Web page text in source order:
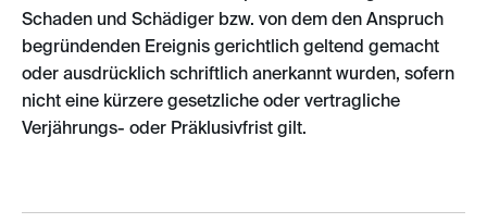
Schaden und Schädiger bzw. von dem den Anspruch
begründenden Ereignis gerichtlich geltend gemacht
oder ausdrücklich schriftlich anerkannt wurden, sofern
nicht eine kürzere gesetzliche oder vertragliche
Verjährungs- oder Präklusivfrist gilt.